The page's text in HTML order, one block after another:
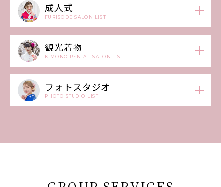
成人式
FURISODE SALON LIST
観光着物
KIMONO RENTAL SALON LIST
フォトスタジオ
PHOTO STUDIO LIST